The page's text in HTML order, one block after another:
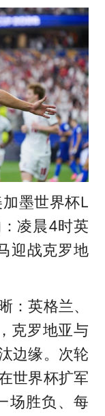
墨世界杯L
凌晨4时英
迎战克罗地
：英格兰、
克罗地亚与
边缘。次轮
世界杯扩军
场胜负、每